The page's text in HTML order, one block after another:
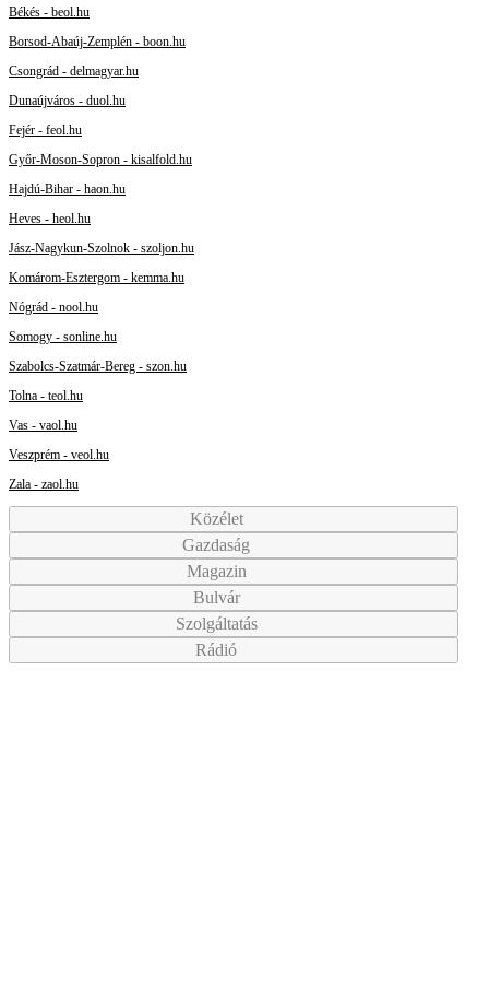
Békés - beol.hu
Borsod-Abaúj-Zemplén - boon.hu
Csongrád - delmagyar.hu
Dunaújváros - duol.hu
Fejér - feol.hu
Győr-Moson-Sopron - kisalfold.hu
Hajdú-Bihar - haon.hu
Heves - heol.hu
Jász-Nagykun-Szolnok - szoljon.hu
Komárom-Esztergom - kemma.hu
Nógrád - nool.hu
Somogy - sonline.hu
Szabolcs-Szatmár-Bereg - szon.hu
Tolna - teol.hu
Vas - vaol.hu
Veszprém - veol.hu
Zala - zaol.hu
Közélet
Gazdaság
Magazin
Bulvár
Szolgáltatás
Rádió